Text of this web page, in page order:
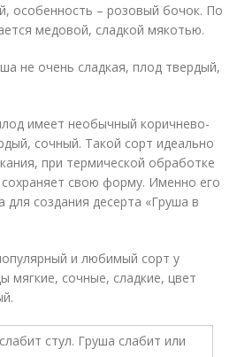
особенность – розовый бочок. По
медовой, сладкой мякотью.
не очень сладкая, плод твердый,
имеет необычный коричнево-
сочный. Такой сорт идеально
при термической обработке
сохраняет свою форму. Именно его
для создания десерта «Груша в
и любимый сорт у
мягкие, сочные, сладкие, цвет